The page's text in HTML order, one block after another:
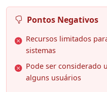
Pontos Negativos
Recursos limitados
sistemas
Pode ser considerado
alguns usuários